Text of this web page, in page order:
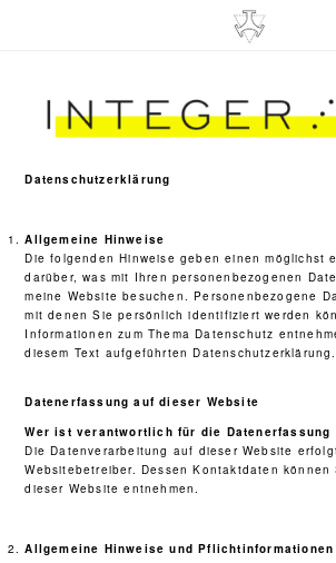
Datenschutzerklärung
Allgemeine Hinweise
Die folgenden Hinweise geben einen möglichst
darüber, was mit Ihren personenbezogenen
meine Website besuchen. Personenbezogene
mit denen Sie persönlich identifiziert werden
Informationen zum Thema Datenschutz
diesem Text aufgeführten Datenschutzerklärung.
Datenerfassung auf dieser Website
Wer ist verantwortlich für die Datenerfassung
Die Datenverarbeitung auf dieser Website
Websitebetreiber. Dessen Kontaktdaten können
dieser Website entnehmen.
Allgemeine Hinweise und Pflichtinformationen